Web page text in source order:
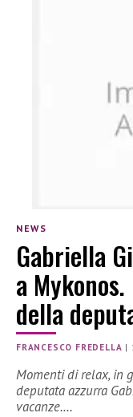
NEWS
Gabriella
a
della
FRANCESCO FREDELLA |
Momenti di relax, in
deputata azzurra
vacanze.…